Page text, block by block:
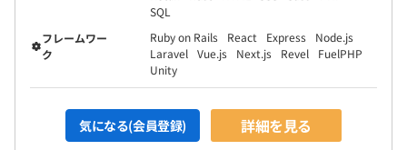
エンジニア30名、PM5名、デザイナー2名で構成されてい
ます。
エンジニアの多くはフルスタックでフロントエンド・バッ
クエンド・インフラ問わず活躍していますが
本人の得意や伸ばしたい技術分野に併せて各パートの専門
ポジションも用意しています・
SQL
フレームワー
ク
Ruby on Rails React Express
Node.js
Laravel Vue.js Next.js Revel
FuelPHP
Unity
気になる(会員登録) 詳細を見る